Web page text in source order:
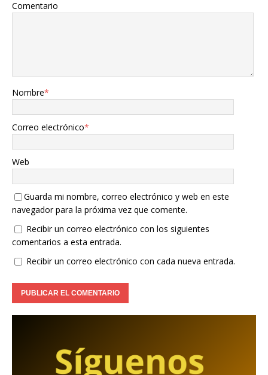
Comentario
Nombre*
Correo electrónico*
Web
Guarda mi nombre, correo electrónico y web en este
navegador para la próxima vez que comente.
Recibir un correo electrónico con los siguientes
comentarios a esta entrada.
Recibir un correo electrónico con cada nueva entrada.